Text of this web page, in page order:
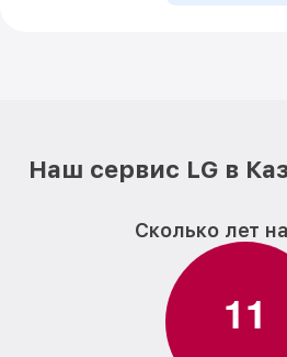
Наш сервис LG в
Сколько лет
11